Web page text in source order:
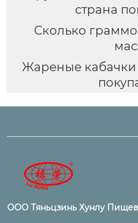
страна
Сколько
Жареные кабачки
ООО Тяньцзинь Хунлу